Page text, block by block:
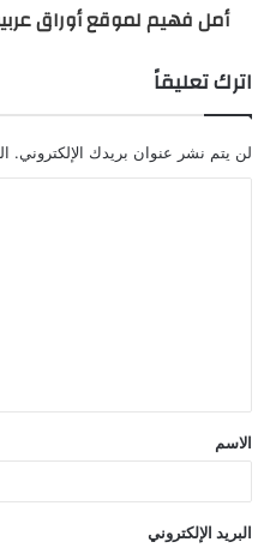
أمل فهيم لموقع أوراق
اترك تعليقاً
لن يتم نشر عنوان بريدك الإلكتروني.
الاسم
البريد الإلكتروني